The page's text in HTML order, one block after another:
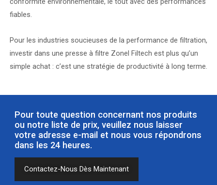
fiables.
Pour les industries soucieuses de la performance de filtration,
investir dans une presse à filtre Zonel Filtech est plus qu’un
simple achat : c’est une stratégie de productivité à long terme.
Pour toute question concernant nos produits
ou notre liste de prix, veuillez nous laisser
votre adresse e-mail et nous vous répondrons
dans les 24 heures.
Contactez-Nous Dès Maintenant